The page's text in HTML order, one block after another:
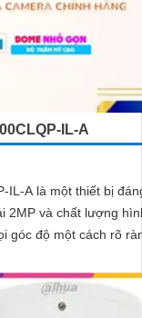
IL-A
IL-A là một thiết bị
góc độ một cách rõ